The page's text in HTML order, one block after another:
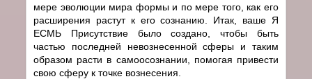
мере эволюции мира формы и по мере того, как его
расширения растут к его сознанию. Итак, ваше Я
ЕСМЬ Присутствие было создано, чтобы быть
частью последней невознесенной сферы и таким
образом расти в самоосознании, помогая привести
свою сферу к точке вознесения.